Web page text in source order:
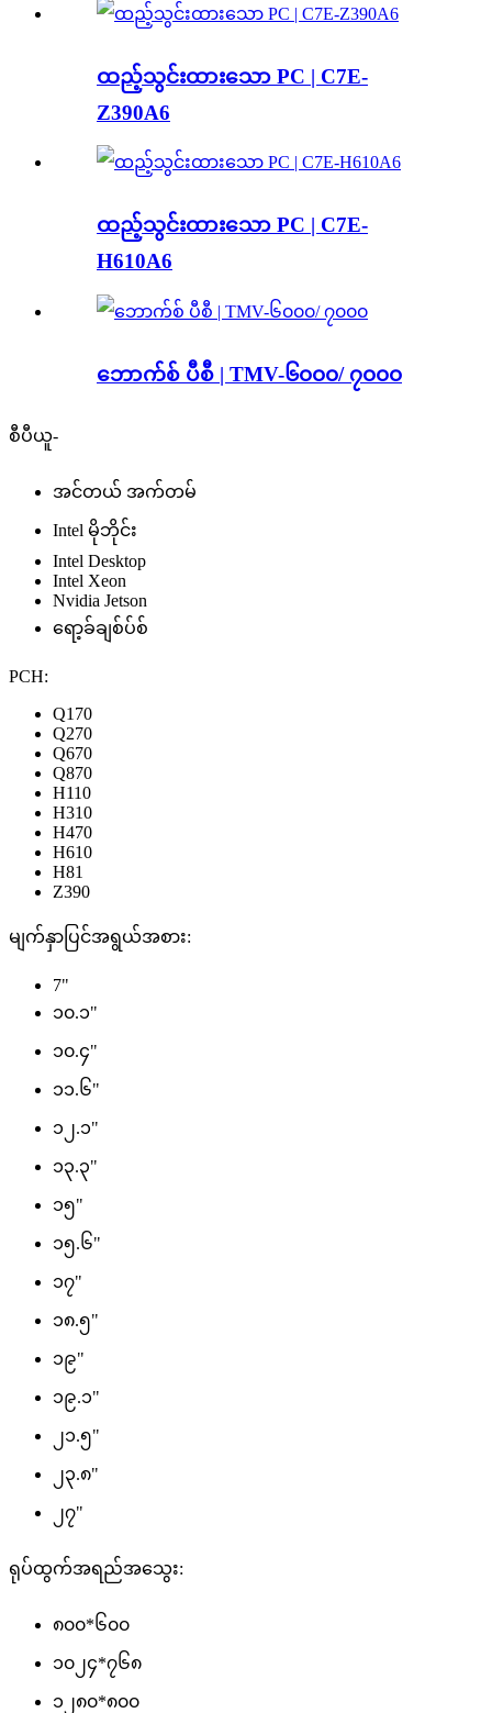
ထည့်သွင်းထားသော PC | C7E-
Z390A6
ထည့်သွင်းထားသော PC | C7E-
H610A6
ဘောက်စ် ပီစီ | TMV-၆၀၀၀/ ၇၀၀၀
စီပီယူ-
အင်တယ် အက်တမ်
Intel မိုဘိုင်း
Intel Desktop
Intel Xeon
Nvidia Jetson
ရော့ခ်ချစ်ပ်စ်
PCH:
Q170
Q270
Q670
Q870
H110
H310
H470
H610
H81
Z390
မျက်နှာပြင်အရွယ်အစား:
7"
၁၀.၁"
၁၀.၄"
၁၁.၆"
၁၂.၁"
၁၃.၃"
၁၅"
၁၅.၆"
၁၇"
၁၈.၅"
၁၉"
၁၉.၁"
၂၁.၅"
၂၃.၈"
၂၇"
ရုပ်ထွက်အရည်အသွေး:
၈၀၀*၆၀၀
၁၀၂၄*၇၆၈
၁၂၈၀*၈၀၀